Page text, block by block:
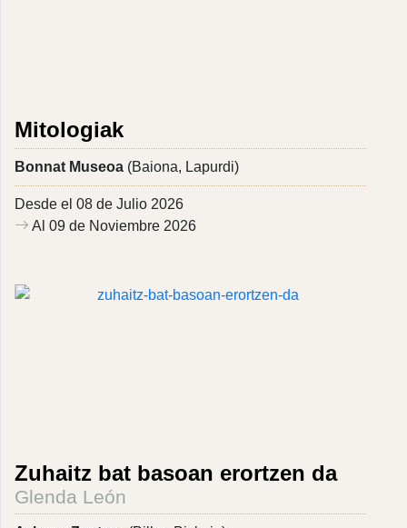
Mitologiak
Bonnat Museoa (Baiona, Lapurdi)
Desde el 08 de Julio 2026
Al 09 de Noviembre 2026
Zuhaitz bat basoan erortzen da
Glenda León